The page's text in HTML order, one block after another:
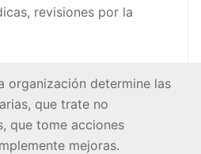
revisiones por la
organización determine las
que trate no
que tome acciones
mejoras.